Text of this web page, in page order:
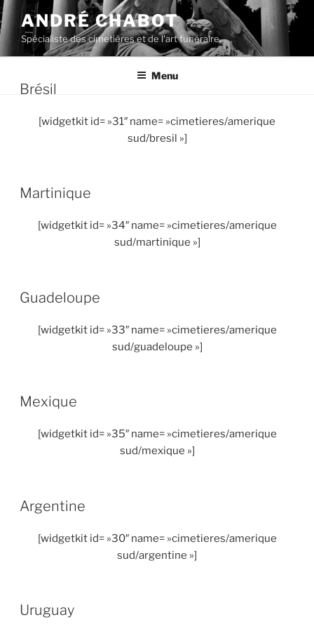
Aller
au
contenu
principal
ANDRÉ CHABOT
Spécialiste des cimetières et de l'art funéraire.
Menu
Brésil
[widgetkit id= »31″ name= »cimetieres/amerique
sud/bresil »]
Martinique
[widgetkit id= »34″ name= »cimetieres/amerique
sud/martinique »]
Guadeloupe
[widgetkit id= »33″ name= »cimetieres/amerique
sud/guadeloupe »]
Mexique
[widgetkit id= »35″ name= »cimetieres/amerique
sud/mexique »]
Argentine
[widgetkit id= »30″ name= »cimetieres/amerique
sud/argentine »]
Uruguay